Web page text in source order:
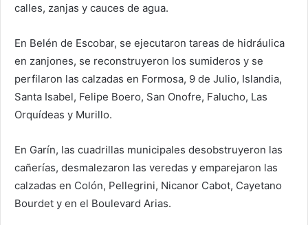
calles, zanjas y cauces de agua.
En Belén de Escobar, se ejecutaron tareas de hidráulica
en zanjones, se reconstruyeron los sumideros y se
perfilaron las calzadas en Formosa, 9 de Julio, Islandia,
Santa Isabel, Felipe Boero, San Onofre, Falucho, Las
Orquídeas y Murillo.
En Garín, las cuadrillas municipales desobstruyeron las
cañerías, desmalezaron las veredas y emparejaron las
calzadas en Colón, Pellegrini, Nicanor Cabot, Cayetano
Bourdet y en el Boulevard Arias.